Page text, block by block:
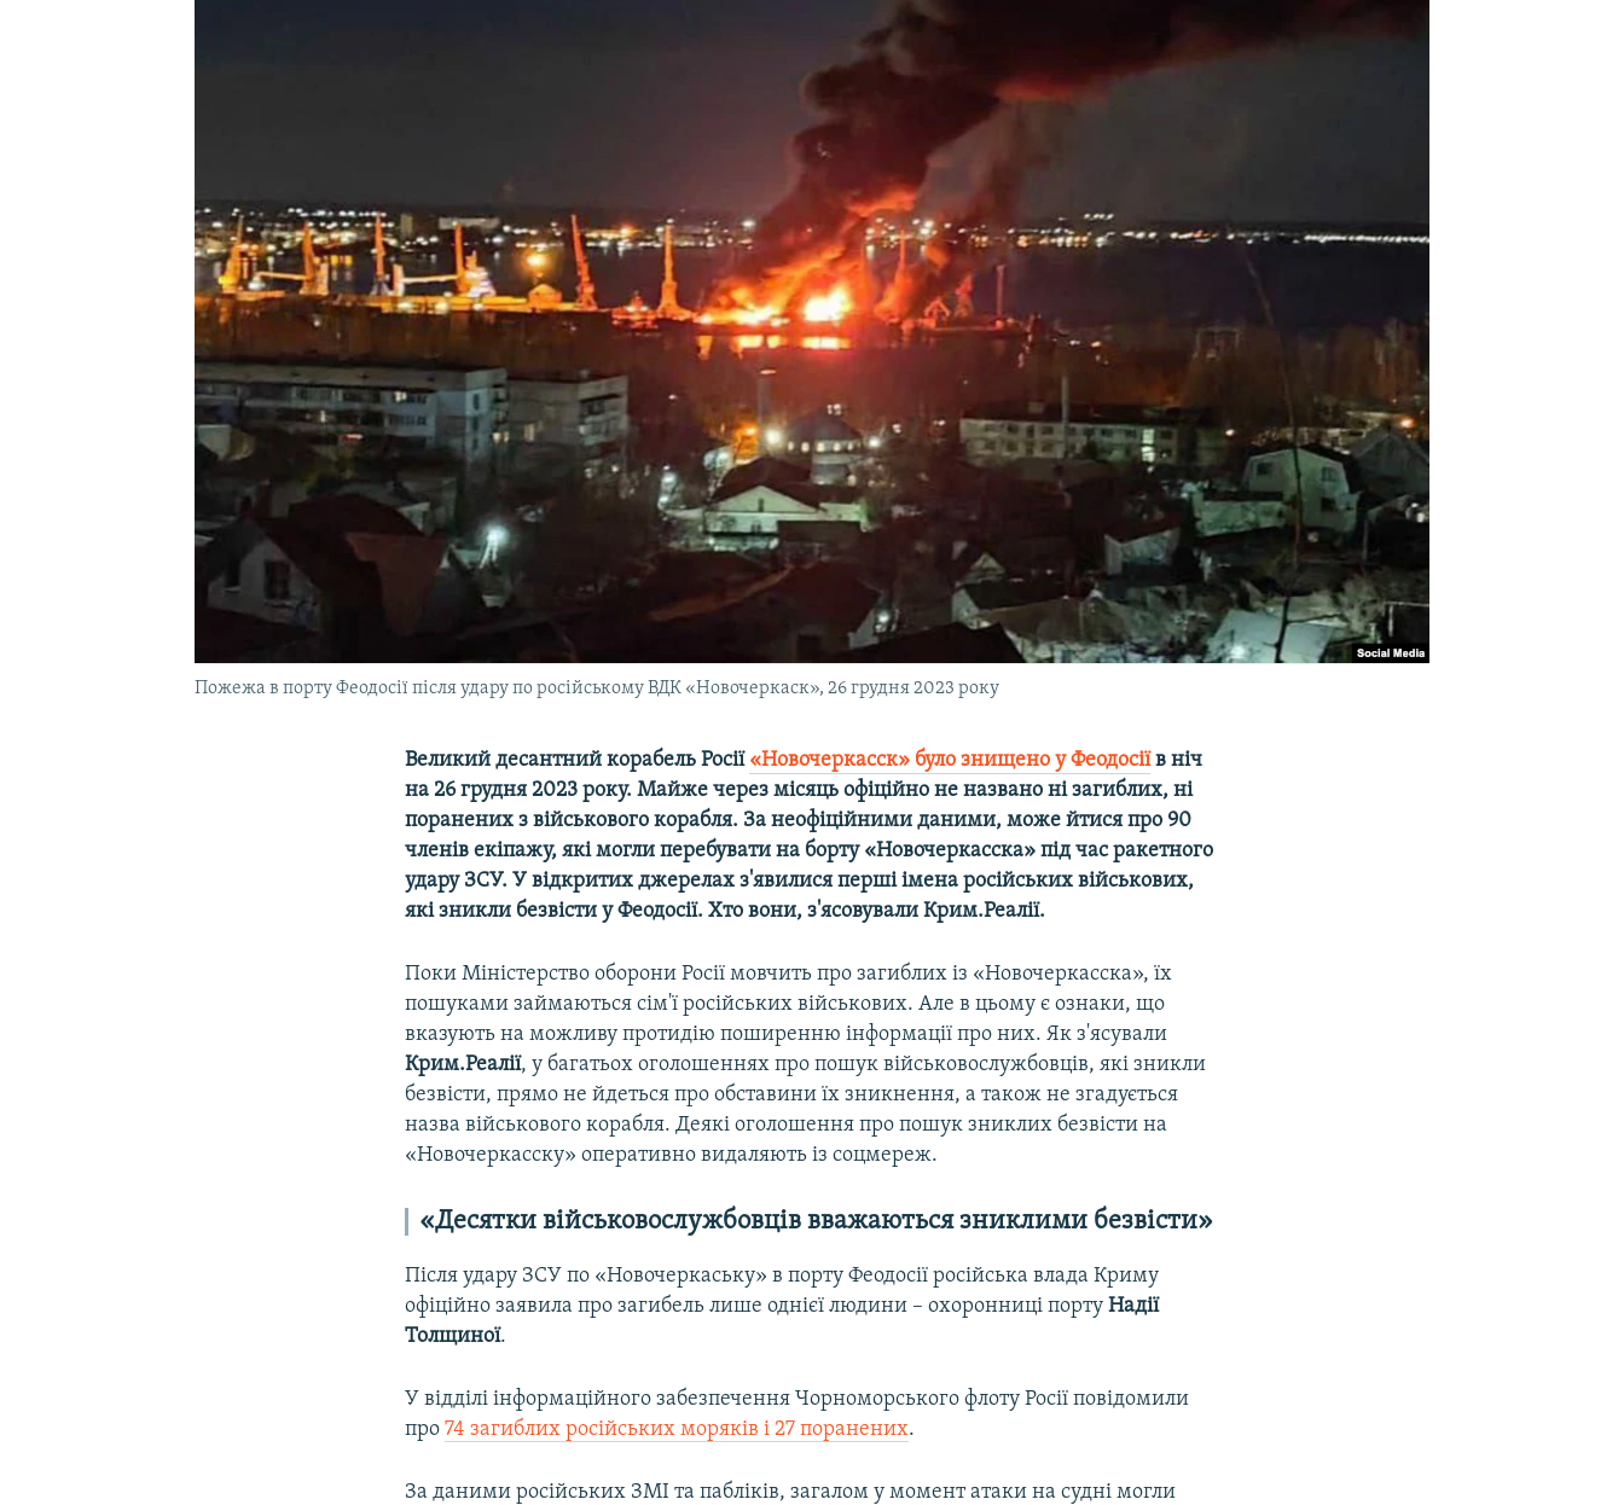
Пожежа в порту Феодосії після удару по російському ВДК «Новочеркаск», 26 грудня 2023 року
Великий десантний корабель Росії «Новочеркасск» було знищено у Феодосіїв ніч
на 26 грудня 2023 року. Майже через місяць офіційно не названо ні загиблих, ні
поранених з військового корабля. За неофіційними даними, може йтися про 90
членів екіпажу, які могли перебувати на борту «Новочеркасска» під час ракетного
удару ЗСУ. У відкритих джерелах з'явилися перші імена російських військових,
які зникли безвісти у Феодосії. Хто вони, з'ясовували Крим.Реалії.
Поки Міністерство оборони Росії мовчить про загиблих із «Новочеркасска», їх
пошуками займаються сім'ї російських військових. Але в цьому є ознаки, що
вказують на можливу протидію поширенню інформації про них. Як з'ясували
Крим.Реалії, у багатьох оголошеннях про пошук військовослужбовців, які зникли
безвісти, прямо не йдеться про обставини їх зникнення, а також не згадується
назва військового корабля. Деякі оголошення про пошук зниклих безвісти на
«Новочеркасску» оперативно видаляють із соцмереж.
«Десятки військовослужбовців вважаються зниклими безвісти»
Після удару ЗСУ по «Новочеркаську» в порту Феодосії російська влада Криму
офіційно заявила про загибель лише однієї людини – охоронниці портуНадії
Толщиної.
У відділі інформаційного забезпечення Чорноморського флоту Росії повідомили
про74 загиблих російських моряків і 27 поранених.
За даними російських ЗМІ та пабліків, загалом у момент атаки на судні могли